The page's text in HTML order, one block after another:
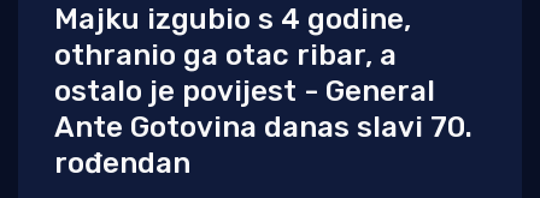
Majku izgubio s 4 godine,
othranio ga otac ribar, a
ostalo je povijest - General
Ante Gotovina danas slavi 70.
rođendan